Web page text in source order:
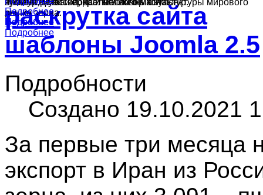
культур в России, краткий обзор конъюнктуры мирового
рынка зерна.
Подробнее
ячменя, муки и подсолнечного масла.
Подробнее
производства зерна и масличных культур.
Подробнее
Подробнее
раскрутка сайта
шаблоны Joomla 2.5
Подробности
Создано 19.10.2021
За первые три месяца
экспорт в Иран из